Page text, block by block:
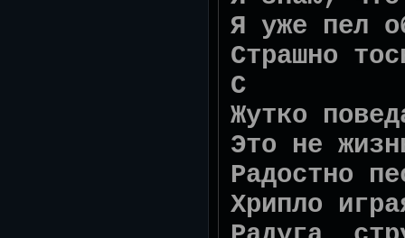
Я уже пел
Страшно
C
Жутко
Это не
Радостно
Хрипло